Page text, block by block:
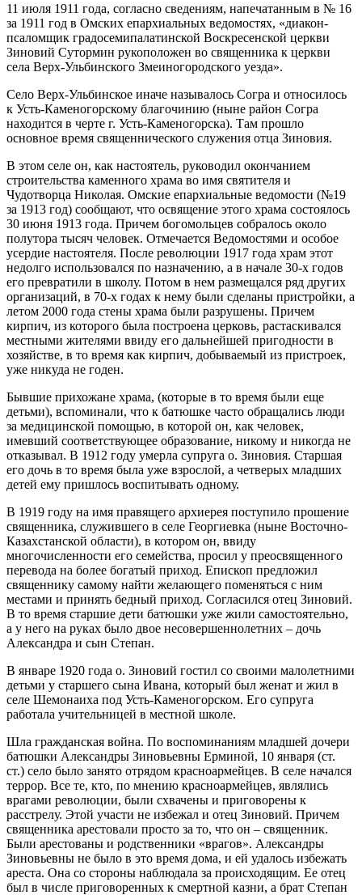
11 июля 1911 года, согласно сведениям, напечатанным в № 16
за 1911 год в Омских епархиальных ведомостях, «диакон-
псаломщик градосемипалатинской Воскресенской церкви
Зиновий Сутормин рукоположен во священника к церкви
села Верх-Ульбинского Змеиногородского уезда».
Село Верх-Ульбинское иначе называлось Согра и относилось
к Усть-Каменогорскому благочинию (ныне район Согра
находится в черте г. Усть-Каменогорска). Там прошло
основное время священнического служения отца Зиновия.
В этом селе он, как настоятель, руководил окончанием
строительства каменного храма во имя святителя и
Чудотворца Николая. Омские епархиальные ведомости (№19
за 1913 год) сообщают, что освящение этого храма состоялось
30 июня 1913 года. Причем богомольцев собралось около
полутора тысяч человек. Отмечается Ведомостями и особое
усердие настоятеля. После революции 1917 года храм этот
недолго использовался по назначению, а в начале 30-х годов
его превратили в школу. Потом в нем размещался ряд других
организаций, в 70-х годах к нему были сделаны пристройки, а
летом 2000 года стены храма были разрушены. Причем
кирпич, из которого была построена церковь, растаскивался
местными жителями ввиду его дальнейшей пригодности в
хозяйстве, в то время как кирпич, добываемый из пристроек,
уже никуда не годен.
Бывшие прихожане храма, (которые в то время были еще
детьми), вспоминали, что к батюшке часто обращались люди
за медицинской помощью, в которой он, как человек,
имевший соответствующее образование, никому и никогда не
отказывал. В 1912 году умерла супруга о. Зиновия. Старшая
его дочь в то время была уже взрослой, а четверых младших
детей ему пришлось воспитывать одному.
В 1919 году на имя правящего архиерея поступило прошение
священника, служившего в селе Георгиевка (ныне Восточно-
Казахстанской области), в котором он, ввиду
многочисленности его семейства, просил у преосвященного
перевода на более богатый приход. Епископ предложил
священнику самому найти желающего поменяться с ним
местами и принять бедный приход. Согласился отец Зиновий.
В то время старшие дети батюшки уже жили самостоятельно,
а у него на руках было двое несовершеннолетних – дочь
Александра и сын Степан.
В январе 1920 года о. Зиновий гостил со своими малолетними
детьми у старшего сына Ивана, который был женат и жил в
селе Шемонаиха под Усть-Каменогорском. Его супруга
работала учительницей в местной школе.
Шла гражданская война. По воспоминаниям младшей дочери
батюшки Александры Зиновьевны Ерминой, 10 января (ст.
ст.) село было занято отрядом красноармейцев. В селе начался
террор. Все те, кто, по мнению красноармейцев, являлись
врагами революции, были схвачены и приговорены к
расстрелу. Этой участи не избежал и отец Зиновий. Причем
священника арестовали просто за то, что он – священник.
Были арестованы и родственники «врагов». Александры
Зиновьевны не было в это время дома, и ей удалось избежать
ареста. Она со стороны наблюдала за происходящим. Ее отец
был в числе приговоренных к смертной казни, а брат Степан